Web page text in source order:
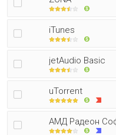
iTunes
jetAudio Basic
uTorrent
АМД Радеон